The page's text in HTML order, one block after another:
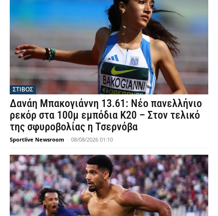
ΣΤΙΒΟΣ
Δανάη Μπακογιάννη 13.61: Νέο πανελλήνιο
ρεκόρ στα 100μ εμπόδια Κ20 – Στον τελικό
της σφυροβολίας η Τσερνόβα
Sportlive Newsroom - 08/08/2026 01:10